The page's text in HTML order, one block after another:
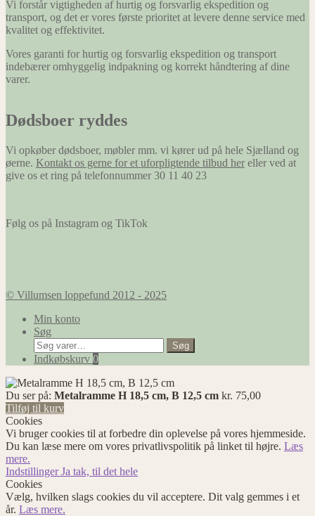
Vi forstår vigtigheden af hurtig og forsvarlig ekspedition og
transport, og det er vores første prioritet at levere denne service med
kvalitet og effektivitet.
Vores garanti for hurtig og forsvarlig ekspedition og transport
indebærer omhyggelig indpakning og korrekt håndtering af dine
varer.
Dødsboer ryddes
Vi opkøber dødsboer, møbler mm. vi kører ud på hele Sjælland og
øerne. Kontakt os gerne for et uforpligtende tilbud her eller ved at
give os et ring på telefonnummer 30 11 40 23
Følg os på Instagram og TikTok
© Villumsen loppefund 2012 - 2025
Min konto
Søg
Søg
efter:
Søg
Indkøbskurv 0
Du ser på: Metalramme H 18,5 cm, B 12,5 cm kr. 75,00
Tilføj til kurv
Cookies
Vi bruger cookies til at forbedre din oplevelse på vores hjemmeside.
Du kan læse mere om vores privatlivspolitik på linket til højre. Læs
mere.
IndstillingerJa tak, til det hele
Cookies
Vælg, hvilken slags cookies du vil acceptere. Dit valg gemmes i et
år. Læs mere.